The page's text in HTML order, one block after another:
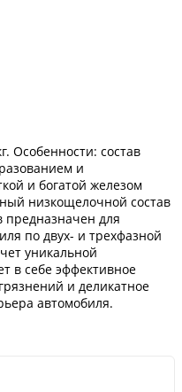
Особенности: состав
и
и богатой железом
низкощелочной состав
предназначен для
по двух- и трехфазной
уникальной
в себе эффективное
и деликатное
автомобиля.